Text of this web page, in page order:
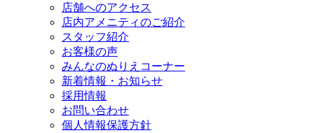
店舗へのアクセス
店内アメニティのご紹介
スタッフ紹介
お客様の声
みんなのぬりえコーナー
新着情報・お知らせ
採用情報
お問い合わせ
個人情報保護方針